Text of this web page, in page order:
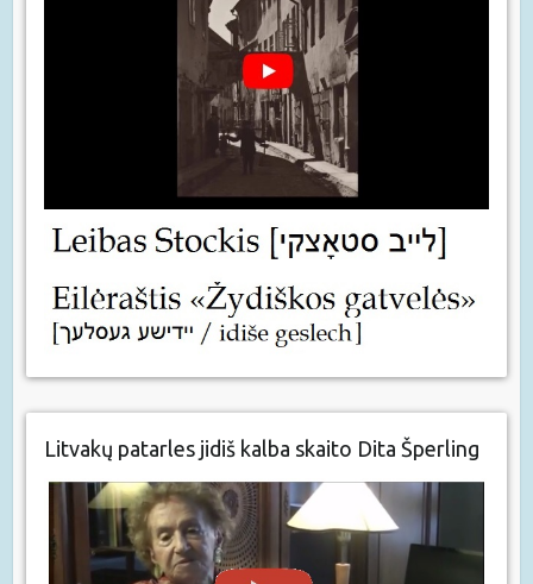
Litvakų patarles jidiš kalba skaito Dita Šperling